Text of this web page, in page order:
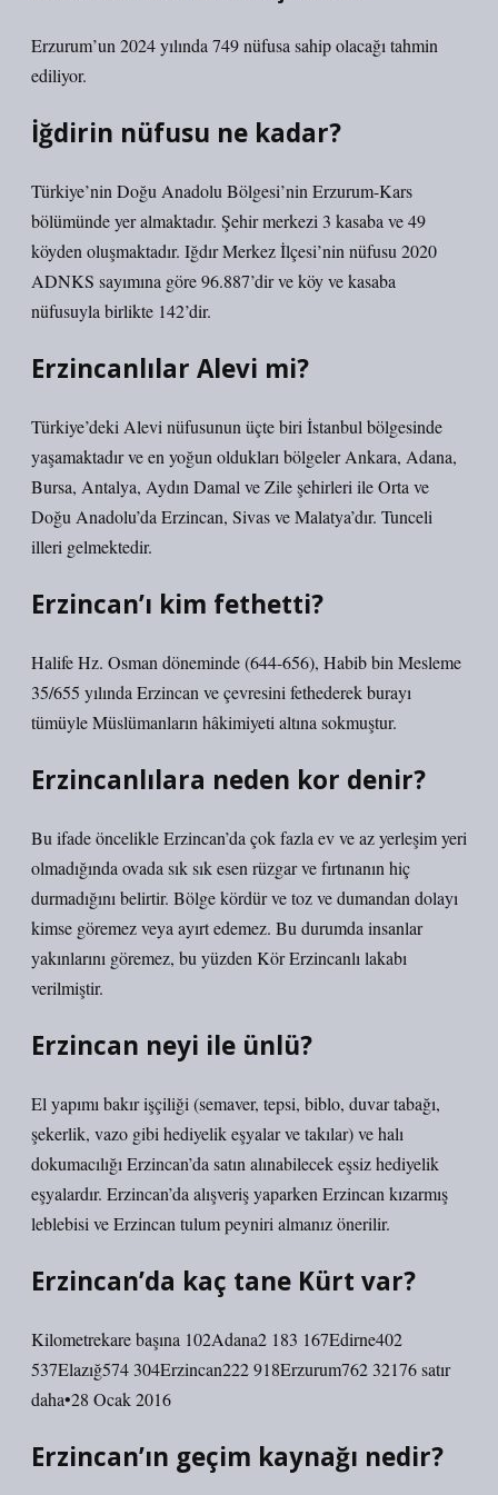
Erzurum’un 2024 yılında 749 nüfusa sahip olacağı tahmin
ediliyor.
İğdirin nüfusu ne kadar?
Türkiye’nin Doğu Anadolu Bölgesi’nin Erzurum-Kars
bölümünde yer almaktadır. Şehir merkezi 3 kasaba ve 49
köyden oluşmaktadır. Iğdır Merkez İlçesi’nin nüfusu 2020
ADNKS sayımına göre 96.887’dir ve köy ve kasaba
nüfusuyla birlikte 142’dir.
Erzincanlılar Alevi mi?
Türkiye’deki Alevi nüfusunun üçte biri İstanbul bölgesinde
yaşamaktadır ve en yoğun oldukları bölgeler Ankara, Adana,
Bursa, Antalya, Aydın Damal ve Zile şehirleri ile Orta ve
Doğu Anadolu’da Erzincan, Sivas ve Malatya’dır. Tunceli
illeri gelmektedir.
Erzincan’ı kim fethetti?
Halife Hz. Osman döneminde (644-656), Habib bin Mesleme
35/655 yılında Erzincan ve çevresini fethederek burayı
tümüyle Müslümanların hâkimiyeti altına sokmuştur.
Erzincanlılara neden kor denir?
Bu ifade öncelikle Erzincan’da çok fazla ev ve az yerleşim yeri
olmadığında ovada sık sık esen rüzgar ve fırtınanın hiç
durmadığını belirtir. Bölge kördür ve toz ve dumandan dolayı
kimse göremez veya ayırt edemez. Bu durumda insanlar
yakınlarını göremez, bu yüzden Kör Erzincanlı lakabı
verilmiştir.
Erzincan neyi ile ünlü?
El yapımı bakır işçiliği (semaver, tepsi, biblo, duvar tabağı,
şekerlik, vazo gibi hediyelik eşyalar ve takılar) ve halı
dokumacılığı Erzincan’da satın alınabilecek eşsiz hediyelik
eşyalardır. Erzincan’da alışveriş yaparken Erzincan kızarmış
leblebisi ve Erzincan tulum peyniri almanız önerilir.
Erzincan’da kaç tane Kürt var?
Kilometrekare başına 102Adana2 183 167Edirne402
537Elazığ574 304Erzincan222 918Erzurum762 32176 satır
daha•28 Ocak 2016
Erzincan’ın geçim kaynağı nedir?